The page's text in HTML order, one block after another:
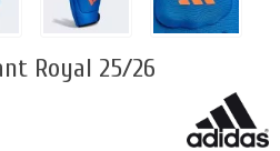
Royal 25/26